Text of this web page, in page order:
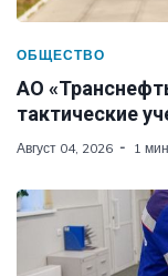
ОБЩЕСТВО
АО
тактические
Август 04, 2026 1